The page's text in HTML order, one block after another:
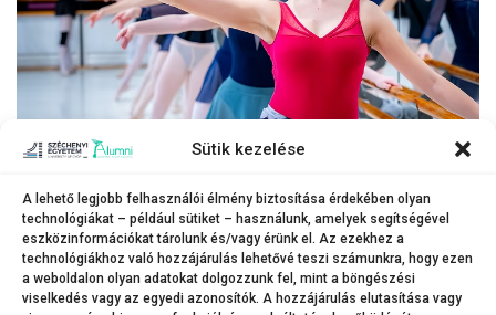
Sütik kezelése
A lehető legjobb felhasználói élmény biztosítása érdekében olyan
technológiákat – például sütiket – használunk, amelyek segítségével
eszközinformációkat tárolunk és/vagy érünk el. Az ezekhez a
technológiákhoz való hozzájárulás lehetővé teszi számunkra, hogy ezen
a weboldalon olyan adatokat dolgozzunk fel, mint a böngészési
viselkedés vagy az egyedi azonosítók. A hozzájárulás elutasítása vagy
Az Oktatási Hivatal bázisintézménye cím is jelzi a Győri Tánc- és
Képzőművészeti Általános Iskola, Szakgimnázium és Kollégium által
képviselt magas színvonalat.
(Fotó: Adorján András)